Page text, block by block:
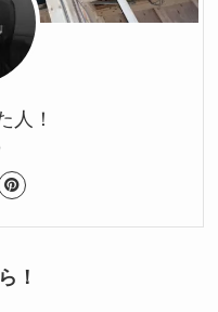
人！
！